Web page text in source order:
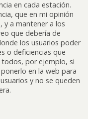
en cada estación.
que en mi opinión
y a mantener a los
que debería de
los usuarios poder
o deficiencias que
por ejemplo, si
en la web para
y no se queden